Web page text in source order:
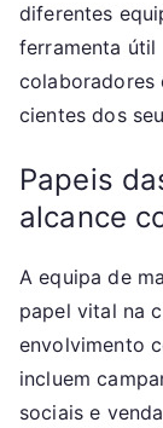
diferentes
ferramenta útil
colaboradores
cientes dos
Papeis
alcance
A equipa de
papel vital na
envolvimento
incluem
sociais e